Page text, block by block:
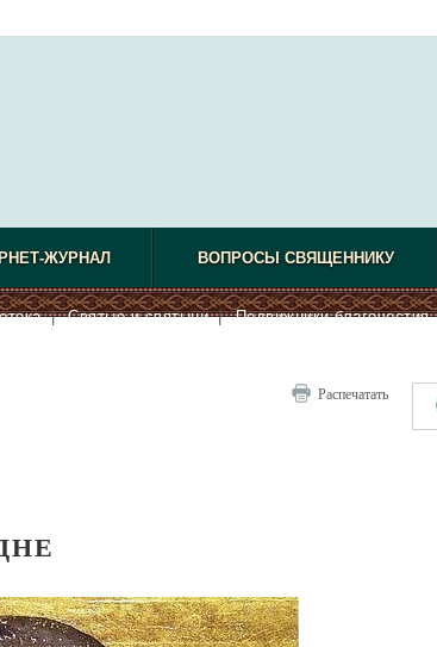
| Святые и святыни | Подвижники благочестия
ЖУРНАЛ ВОПРОСЫ СВЯЩЕННИКУ
Распечатать